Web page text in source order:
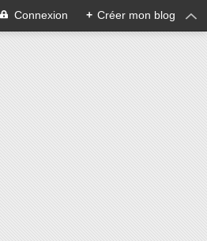
Connexion + Créer mon blog